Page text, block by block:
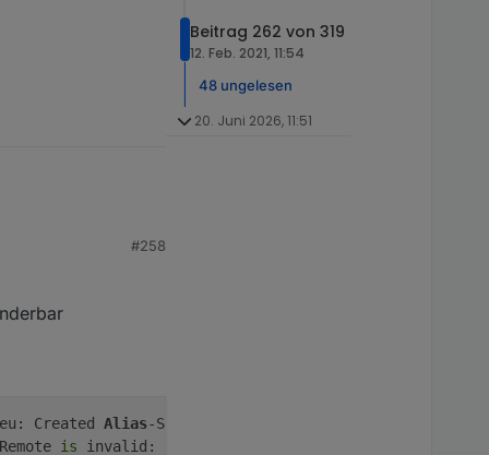
#258
Created Alias-State
is invalid: obj.common.
Beitrag 262 von 319
12. Feb. 2021, 11:54
48 ungelesen
20. Juni 2026, 11:51